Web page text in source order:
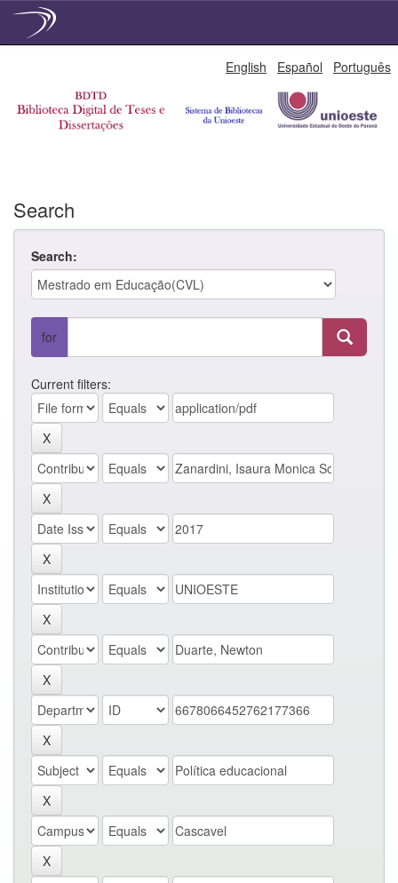
English Español Português
Search
Search:
for
Current filters: